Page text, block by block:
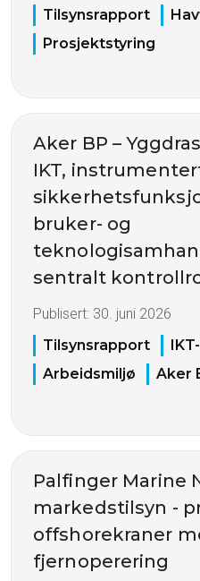
Tilsynsrapport
Prosjektstyring
Aker BP –
IKT,
bruker- og
sentralt
Publisert: 30. juni 2026
Tilsynsrapport
Arbeidsmiljø
Aker
Palfinger Marine
markedstilsyn -
offshorekraner
fjernoperering